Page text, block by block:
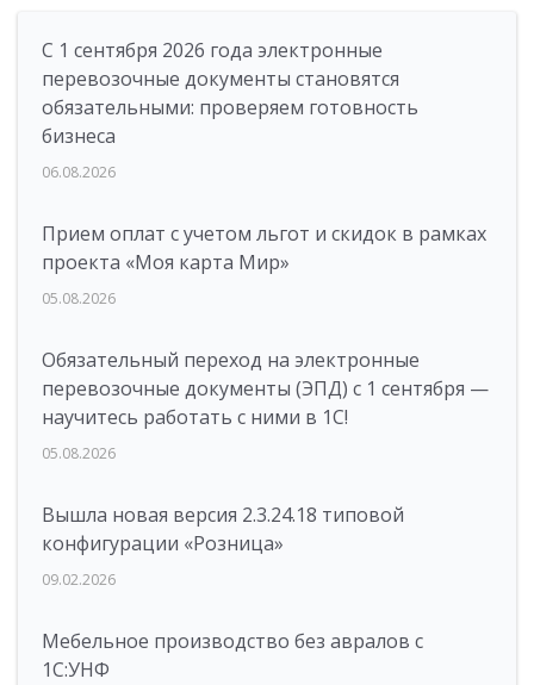
С 1 сентября 2026 года электронные
перевозочные документы становятся
обязательными: проверяем готовность
бизнеса
06.08.2026
Прием оплат с учетом льгот и скидок в рамках
проекта «Моя карта Мир»
05.08.2026
Обязательный переход на электронные
перевозочные документы (ЭПД) с 1 сентября —
научитесь работать с ними в 1С!
05.08.2026
Вышла новая версия 2.3.24.18 типовой
конфигурации «Розница»
09.02.2026
Мебельное производство без авралов с
1С:УНФ